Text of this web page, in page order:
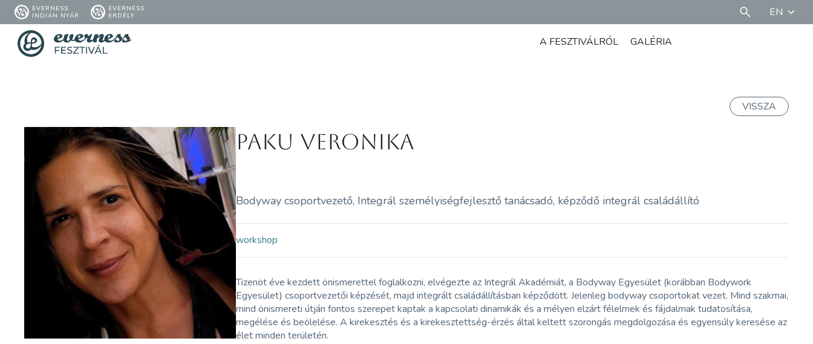
EVERNESS
INDIÁN NYÁR
EVERNESS
ERDÉLY
EN
A FESZTIVÁLRÓL GALÉRIA
VISSZA
Paku Veronika
Bodyway csoportvezető, Integrál személyiségfejlesztő tanácsadó, képződő integrál családállító
workshop
Tizenöt éve kezdett önismerettel foglalkozni, elvégezte az Integrál Akadémiát, a Bodyway Egyesület (korábban Bodywork
Egyesület) csoportvezetői képzését, majd integrált családállításban képződött. Jelenleg bodyway csoportokat vezet. Mind szakmai,
mind önismereti útján fontos szerepet kaptak a kapcsolati dinamikák és a mélyen elzárt félelmek és fájdalmak tudatosítása,
megélése és beölelése. A kirekesztés és a kirekesztettség-érzés által keltett szorongás megdolgozása és egyensúly keresése az
élet minden területén.